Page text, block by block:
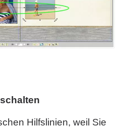
Hilfslinien, weil Sie